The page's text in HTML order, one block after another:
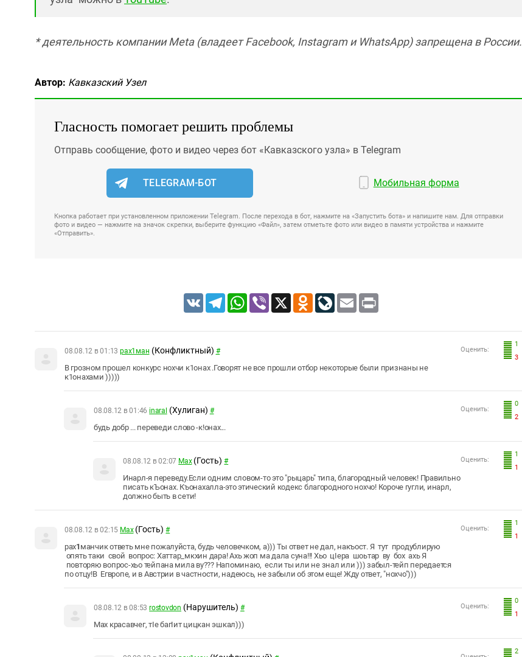
* деятельность компании Meta (владеет Facebook, Instagram и WhatsApp) запрещена в России.
Автор: Кавказский Узел
Гласность помогает решить проблемы
Отправь сообщение, фото и видео через бот «Кавказского узла» в Telegram
TELEGRAM-БОТ Мобильная форма
Кнопка работает при установленном приложении Telegram. После перехода в бот, нажмите на «Запустить бота» и напишите нам. Для отправки
фото и видео — нажмите на значок скрепки, выберите функцию «Файл», затем отметьте фото или видео в памяти устройства и нажмите
«Отправить».
VK TelegramWhatsApp
Viber X Odnoklassniki
LiveJournal
Email
1
3
Оценить:
08.08.12 в 01:13 рах1ман (Конфликтный) #
В грозном прошел конкурс нохчи к1онах .Говорят не все прошли отбор некоторые были признаны не
к1онахами )))))
0
2
Оценить:
08.08.12 в 01:46 inaral (Хулиган) #
будь добр ... переведи слово -к!онах...
1
1
Оценить:
08.08.12 в 02:07 Max (Гость) #
Инарл-я переведу.Если одним словом-то это "рыцарь" типа, благородный человек! Правильно
писать кЪонах. Къонахалла-это этический кодекс благородного нохчо! Короче гугли, инарл,
должно быть в сети!
1
1
Оценить:
08.08.12 в 02:15 Max (Гость) #
рах1 манчик ответь мне пожалуйста, будь человечком, а))) Ты ответ не дал, накъост. Я тут продублирую
опять таки свой вопрос: Хаттар_мкхин дара! Ахь жоп ма дала суна!!! Хьо цIера шоьтар ву бох ахь Я
повторяю вопрос-хьо тейпана мила ву??? Напоминаю, если ты или не знал или )))забыл-тейп передается
по отцу!В Егвропе, и в Австрии в частности, надеюсь, не забыли об этом еще! Жду ответ, "нохчо")))
0
1
Оценить:
08.08.12 в 08:53 rostovdon (Нарушитель) #
Max красавчег, тIе багIит цицкан эшкал)))
2